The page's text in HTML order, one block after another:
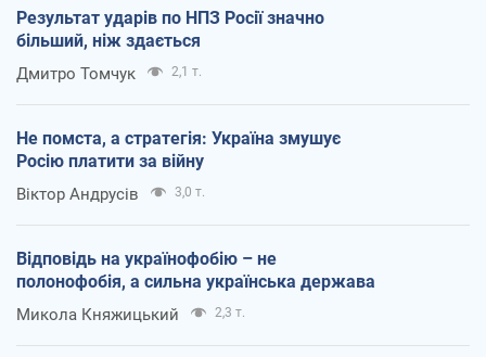
Результат ударів по НПЗ Росії значно
більший, ніж здається
Дмитро Томчук 2,1 т.
Не помста, а стратегія: Україна змушує
Росію платити за війну
Віктор Андрусів 3,0 т.
Відповідь на українофобію – не
полонофобія, а сильна українська держава
Микола Княжицький 2,3 т.